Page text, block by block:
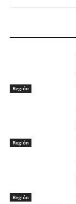
Región
Región
Región